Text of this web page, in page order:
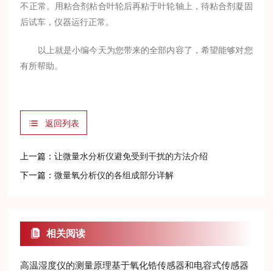
不正常。用粘合剂粘合叶轮后再粘于叶轮轴上，待粘合剂凝固
后试车，仪器运行正常。
以上就是小编今天为您带来的全部内容了，希望能够对您
有所帮助。
返回列表
上一篇：让微量水分析仪避免受到干扰的方法介绍
下一篇：微量氧分析仪的各组成部分详解
相关阅读
高温湿度仪的测量原理基于氧化锆传感器和电容式传感器